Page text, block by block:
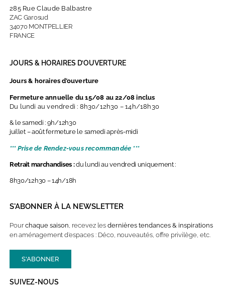
285 Rue Claude Balbastre
ZAC Garosud
34070 MONTPELLIER
FRANCE
JOURS & HORAIRES D’OUVERTURE
Jours & horaires d’ouverture
Fermeture annuelle du 15/08 au 22/08 inclus
Du lundi au vendredi : 8h30/12h30 – 14h/18h30
& le samedi : 9h/12h30
juillet – août fermeture le samedi après-midi
*** Prise de Rendez-vous recommandée ***
Retrait marchandises :du lundi au vendredi uniquement :
8h30/12h30 – 14h/18h
S'ABONNER À LA NEWSLETTER
Pourchaque saison , recevez les dernières tendances & inspirations
en aménagement d’espaces : Déco, nouveautés, offre privilège, etc.
S'ABONNER
SUIVEZ-NOUS